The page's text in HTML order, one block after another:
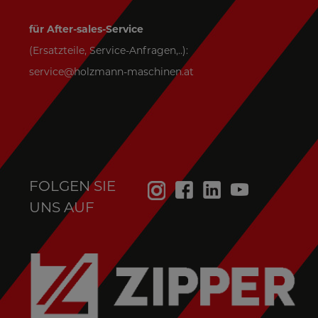
für After-sales-Service
(Ersatzteile, Service-Anfragen,..):
service@holzmann-maschinen.at
FOLGEN SIE
UNS AUF